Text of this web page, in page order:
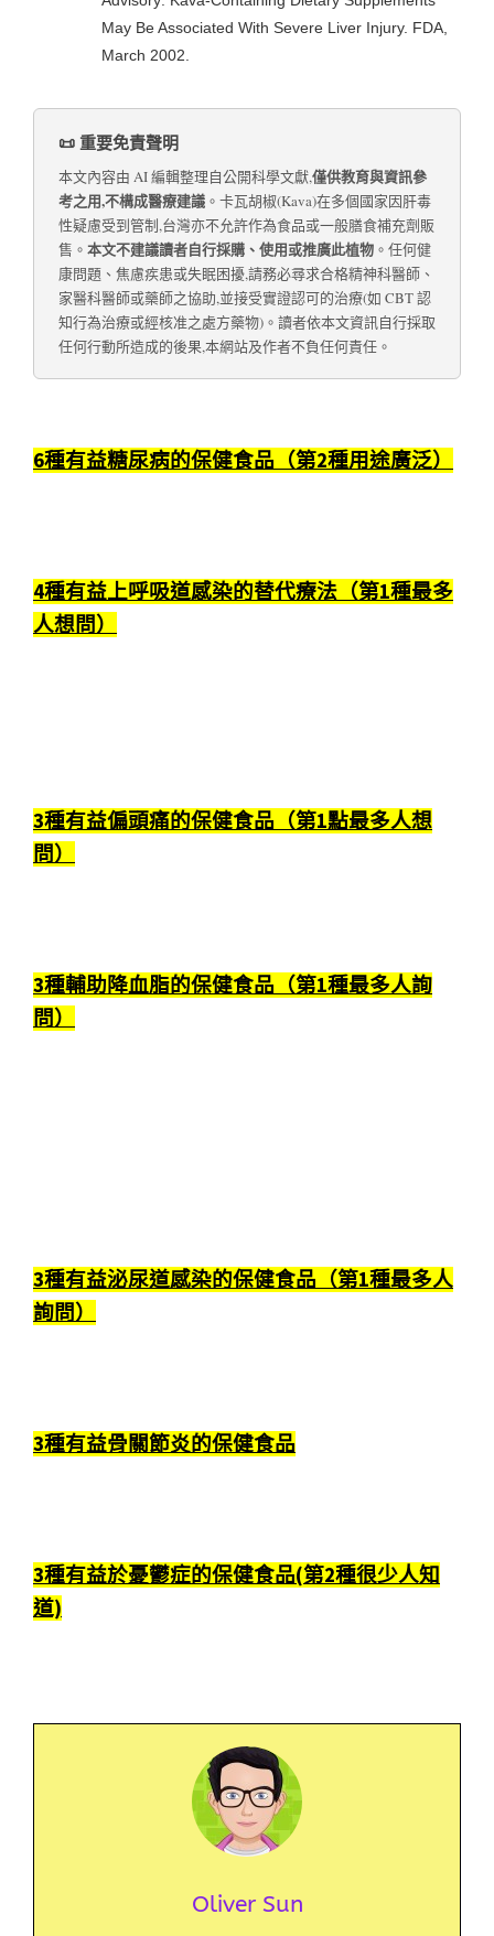
May Be Associated With Severe Liver Injury. FDA,
March 2002.
📜 重要免責聲明
本文內容由 AI 編輯整理自公開科學文獻,僅供教育與資訊參
考之用,不構成醫療建議 。卡瓦胡椒(Kava)在多個國家因肝毒
性疑慮受到管制,台灣亦不允許作為食品或一般膳食補充劑販
售。 本文不建議讀者自行採購、使用或推廣此植物 。任何健
康問題、焦慮疾患或失眠困擾,請務必尋求合格精神科醫師、
家醫科醫師或藥師之協助,並接受實證認可的治療(如 CBT 認
知行為治療或經核准之處方藥物)。讀者依本文資訊自行採取
任何行動所造成的後果,本網站及作者不負任何責任。
6種有益糖尿病的保健食品（第2種用途廣泛）
4種有益上呼吸道感染的替代療法（第1種最多
人想問）
3種有益偏頭痛的保健食品（第1點最多人想
問）
3種輔助降血脂的保健食品（第1種最多人詢
問）
3種有益泌尿道感染的保健食品（第1種最多人
詢問）
3種有益骨關節炎的保健食品
3種有益於憂鬱症的保健食品(第2種很少人知
道)
Oliver Sun